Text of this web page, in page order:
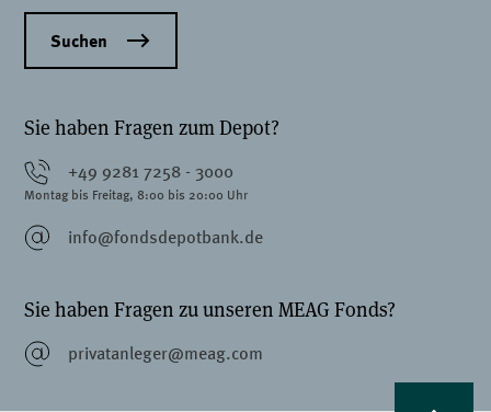
Suchen
Sie haben Fragen zum Depot?
+49 9281 7258 - 3000
Montag bis Freitag, 8:00 bis 20:00 Uhr
info@fondsdepotbank.de
Sie haben Fragen zu unseren MEAG Fonds?
privatanleger@meag.com